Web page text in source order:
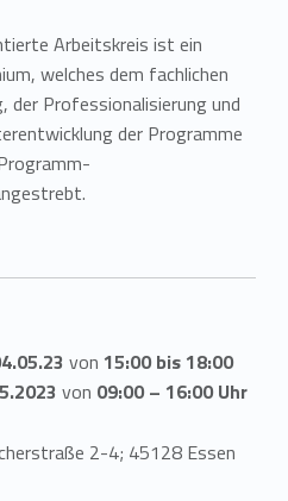
Arbeitskreis ist ein
welches dem fachlichen
der Professionalisierung und
der Programme
von 15:00 bis 18:00
von 09:00 – 16:00 Uhr
2-4; 45128 Essen